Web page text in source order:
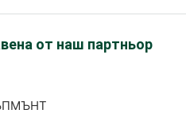
от наш партньор